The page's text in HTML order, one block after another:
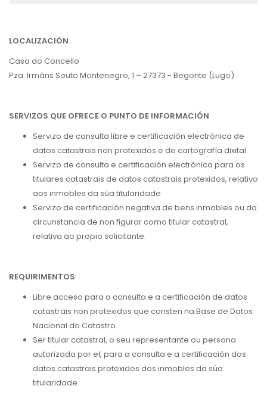
LOCALIZACIÓN
Casa do Concello
Pza. Irmáns Souto Montenegro, 1 – 27373 - Begonte (Lugo)
SERVIZOS QUE OFRECE O PUNTO DE INFORMACIÓN
Servizo de consulta libre e certificación electrónica de
datos catastrais non protexidos e de cartografía dixital.
Servizo de consulta e certificación electrónica para os
titulares catastrais de datos catastrais protexidos, relativo
aos inmobles da súa titularidade.
Servizo de certificación negativa de bens inmobles ou da
circunstancia de non figurar como titular catastral,
relativa ao propio solicitante.
REQUIRIMENTOS
Libre acceso para a consulta e a certificación de datos
catastrais non protexidos que consten na Base de Datos
Nacional do Catastro.
Ser titular catastral, o seu representante ou persona
autorizada por el, para a consulta e a certificación dos
datos catastrais protexidos dos inmobles da súa
titularidade.